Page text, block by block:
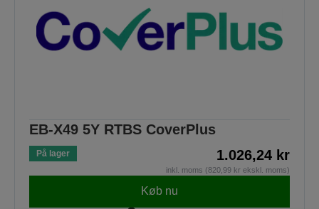
EB-X49 5Y RTBS CoverPlus
På lager 1.026,24 kr
inkl. moms (820,99 kr ekskl. moms)
Køb nu